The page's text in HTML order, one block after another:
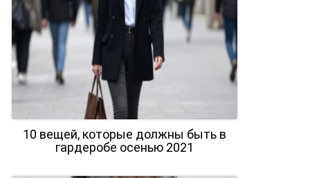
10 вещей, которые должны быть в
гардеробе осенью 2021